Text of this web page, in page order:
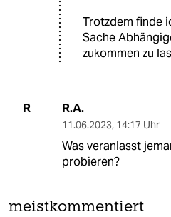
Trotzdem finde
Sache
zukommen zu
R R.A.
11.06.2023, 14:17 Uhr
Was veranlasst
probieren?
meistkommentiert